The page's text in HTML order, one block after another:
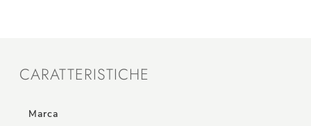
CARATTERISTICHE
Marca